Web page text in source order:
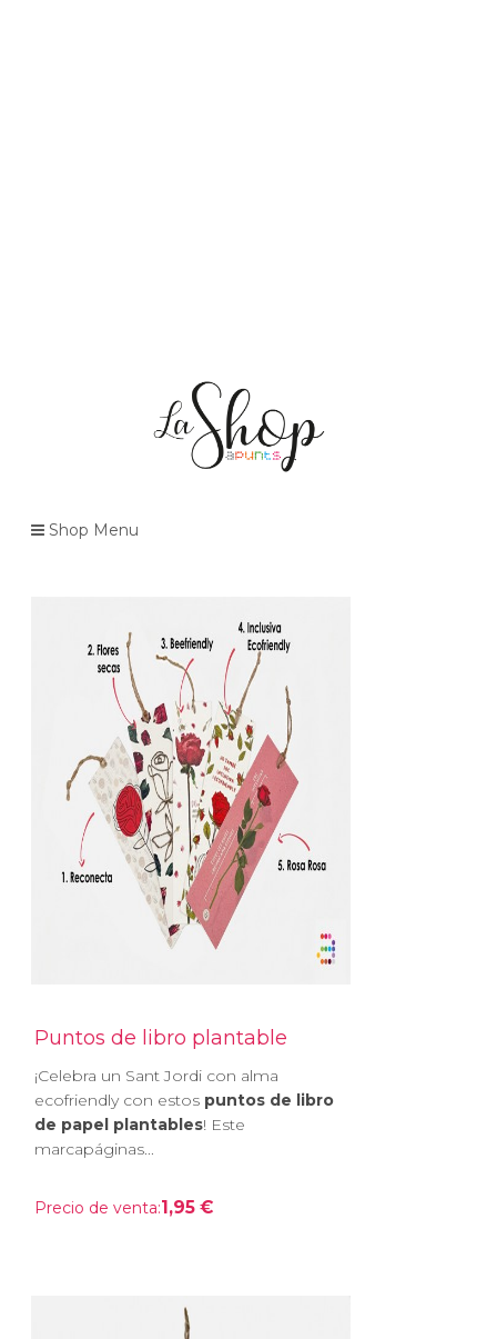
Shop Menu
Puntos de libro plantable
¡Celebra un Sant Jordi con alma
ecofriendly con estos puntos de libro
de papel plantables! Este
marcapáginas...
Precio de venta:1,95 €